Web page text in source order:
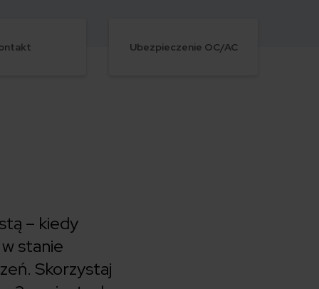
Ubezpieczenie OC/AC
– kiedy
stanie
Skorzystaj